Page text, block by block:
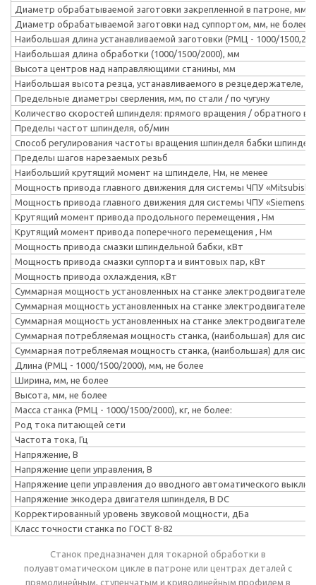
Диаметр обрабатываемой заготовки закрепленной в патроне, мм
Диаметр обрабатываемой заготовки над суппортом, мм, не более
Наибольшая длина устанавливаемой заготовки (РМЦ - 1000/
Наибольшая длина обработки (1000/1500/2000), мм
Высота центров над направляющими станины, мм
Наибольшая высота резца, устанавливаемого в резцедержателе,
Предельные диаметры сверления, мм, по стали / по чугуну
Количество скоростей шпинделя: прямого вращения / обратного
Пределы частот шпинделя, об/мин
Способ регулирования частоты вращения шпинделя бабки
Пределы шагов нарезаемых резьб
Наибольший крутящий момент на шпинделе, Нм, не менее
Мощность привода главного движения для системы ЧПУ
Мощность привода главного движения для системы ЧПУ «Siemens»,
Крутящий момент привода продольного перемещения , Hм
Крутящий момент привода поперечного перемещения , Нм
Мощность привода смазки шпиндельной бабки, кВт
Мощность привода смазки суппорта и винтовых пар, кВт
Мощность привода охлаждения, кВт
Суммарная мощность установленных на станке электродвигателей
Суммарная мощность установленных на станке
Суммарная мощность установленных на станке электродвигателей
Суммарная потребляемая мощность станка, (наибольшая) для
Суммарная потребляемая мощность станка, (наибольшая) для
Длина (РМЦ - 1000/1500/2000), мм, не более
Ширина, мм, не более
Высота, мм, не более
Масса станка (РМЦ - 1000/1500/2000), кг, не более:
Род тока питающей сети
Частота тока, Гц
Напряжение, В
Напряжение цепи управления, В
Напряжение цепи управления до вводного автоматического
Напряжение энкодера двигателя шпинделя, В DC
Корректированный уровень звуковой мощности, дБа
Класс точности станка по ГОСТ 8-82
Станок предназначен для токарной обработки в
полуавтоматическом цикле в патроне или центрах деталей с
прямолинейным, ступенчатым и криволинейным профилем в